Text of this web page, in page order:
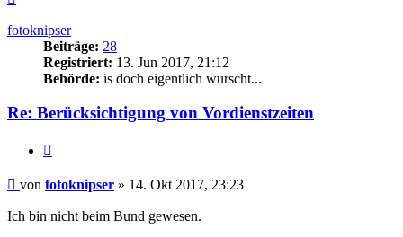
fotoknipser
Beiträge: 28
Registriert: 13. Jun 2017, 21:12
Behörde: is doch eigentlich wurscht...
Re: Berücksichtigung von Vordienstzeiten
Beitrag
von fotoknipser » 14. Okt 2017, 23:23
Ich bin nicht beim Bund gewesen.